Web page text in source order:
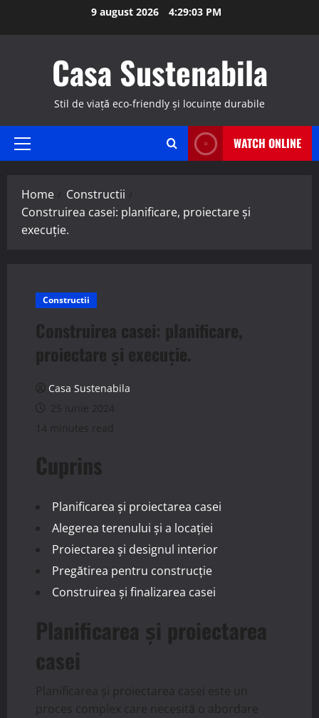
9 august 2026 4:29:04 PM
Casa Sustenabila
Stil de viață eco-friendly și locuințe durabile
Primary
WATCH ONLINE
Home
Constructii
Construirea casei: planificare, proiectare și
execuție.
Constructii
Construirea casei: planificare,
proiectare și execuție.
Casa Sustenabila
25 iunie 2024
14 minutes read
Cuprins
Planificarea și proiectarea casei
Alegerea terenului și a locației
Proiectarea și designul interior
Pregătirea pentru construcție
Construirea și finalizarea casei
Planificarea și proiectarea
casei
Planificarea și proiectarea casei este un
proces complex care necesită o abordare